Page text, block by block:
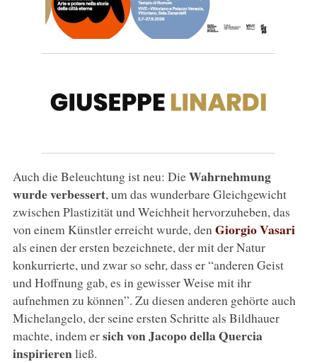
Auch die Beleuchtung ist neu: DieWahrnehmung
wurde verbessert, um das wunderbare Gleichgewicht
zwischen Plastizität und Weichheit hervorzuheben, das
von einem Künstler erreicht wurde, den Giorgio Vasari
als einen der ersten bezeichnete, der mit der Natur
konkurrierte, und zwar so sehr, dass er “anderen Geist
und Hoffnung gab, es in gewisser Weise mit ihr
aufnehmen zu können”. Zu diesen anderen gehörte auch
Michelangelo, der seine ersten Schritte als Bildhauer
machte, indem ersich von Jacopo della Quercia
inspirierenließ.